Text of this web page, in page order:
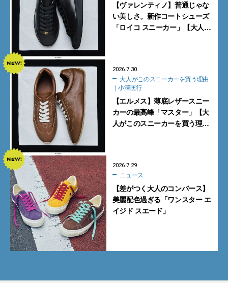
【ヴァレンティノ】普通じゃな
い美しさ。新作コートシューズ
「ロイコ スニーカー」【大人が
2026.7.30
｜小澤匡行
【エルメス】薄底レザースニー
カーの最高峰「マスター」【大
人がこのスニーカーを買う理由
2026.7.29
ニュース
【差がつく大人のコンバース】
美麗配色過ぎる「ワンスター エ
イジド スエード」